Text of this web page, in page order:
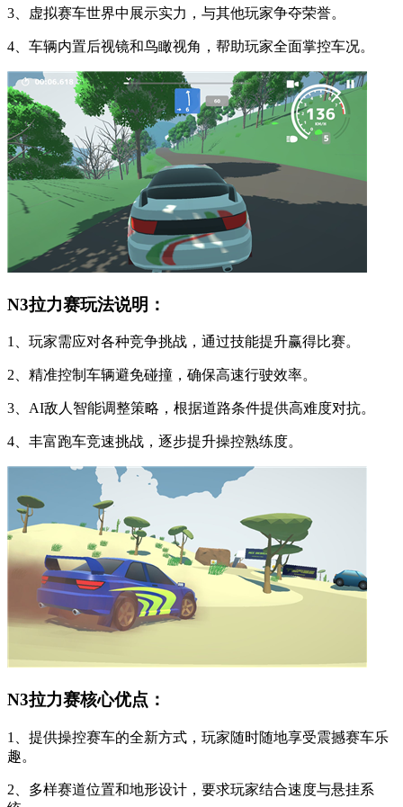
3、虚拟赛车世界中展示实力，与其他玩家争夺荣誉。
4、车辆内置后视镜和鸟瞰视角，帮助玩家全面掌控车况。
N3拉力赛玩法说明：
1、玩家需应对各种竞争挑战，通过技能提升赢得比赛。
2、精准控制车辆避免碰撞，确保高速行驶效率。
3、AI敌人智能调整策略，根据道路条件提供高难度对抗。
4、丰富跑车竞速挑战，逐步提升操控熟练度。
N3拉力赛核心优点：
1、提供操控赛车的全新方式，玩家随时随地享受震撼赛车乐
趣。
2、多样赛道位置和地形设计，要求玩家结合速度与悬挂系